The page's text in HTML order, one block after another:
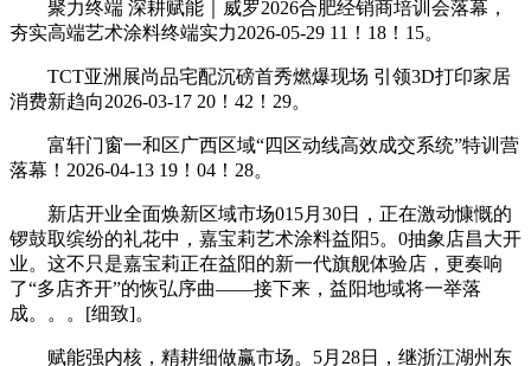
聚力终端 深耕赋能｜威罗2026合肥经销商培训会落幕，
夯实高端艺术涂料终端实力2026-05-29 11！18！15。
TCT亚洲展尚品宅配沉磅首秀燃爆现场 引领3D打印家居
消费新趋向2026-03-17 20！42！29。
富轩门窗一和区广西区域“四区动线高效成交系统”特训营
落幕！2026-04-13 19！04！28。
新店开业全面焕新区域市场015月30日，正在激动慷慨的
锣鼓取缤纷的礼花中，嘉宝莉艺术涂料益阳5。0抽象店昌大开
业。这不只是嘉宝莉正在益阳的新一代旗舰体验店，更奏响
了“多店齐开”的恢弘序曲——接下来，益阳地域将一举落
成。。。[细致]。
赋能强内核，精耕细做赢市场。5月28日，继浙江湖州东